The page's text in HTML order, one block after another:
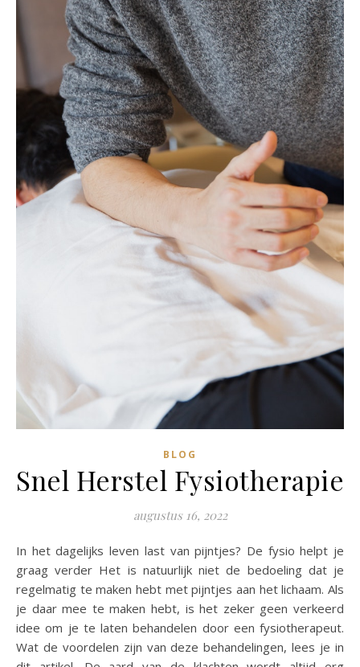
BLOG
Snel Herstel Fysiotherapie
augustus 16, 2022
In het dagelijks leven last van pijntjes? De fysio helpt je
graag verder Het is natuurlijk niet de bedoeling dat je
regelmatig te maken hebt met pijntjes aan het lichaam. Als
je daar mee te maken hebt, is het zeker geen verkeerd
idee om je te laten behandelen door een fysiotherapeut.
Wat de voordelen zijn van deze behandelingen, lees je in